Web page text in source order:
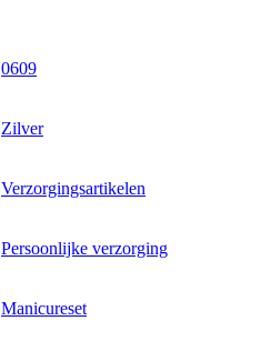
0609
Zilver
Verzorgingsartikelen
Persoonlijke verzorging
Manicureset